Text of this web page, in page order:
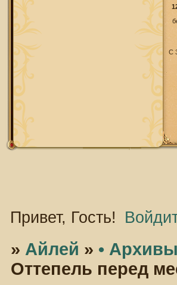
С
Привет, Гость!
» Айлей » •
Оттепель перед